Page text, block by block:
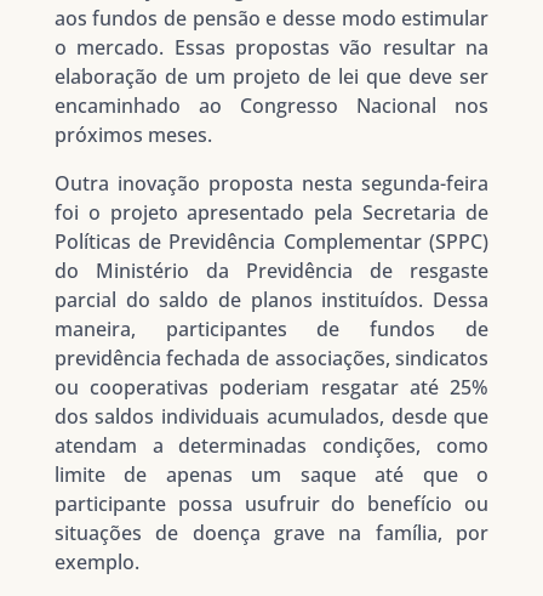
aos fundos de pensão e desse modo estimular
o mercado. Essas propostas vão resultar na
elaboração de um projeto de lei que deve ser
encaminhado ao Congresso Nacional nos
próximos meses.
Outra inovação proposta nesta segunda-feira
foi o projeto apresentado pela Secretaria de
Políticas de Previdência Complementar (SPPC)
do Ministério da Previdência de resgaste
parcial do saldo de planos instituídos. Dessa
maneira, participantes de fundos de
previdência fechada de associações, sindicatos
ou cooperativas poderiam resgatar até 25%
dos saldos individuais acumulados, desde que
atendam a determinadas condições, como
limite de apenas um saque até que o
participante possa usufruir do benefício ou
situações de doença grave na família, por
exemplo.